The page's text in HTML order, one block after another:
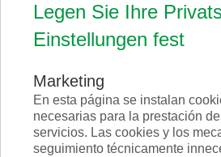
Scrabber VERDE
Legen Sie Ihre
Einstellungen fest
Marketing
En esta página se instalan
necesarias para la prestación
servicios. Las cookies y los
seguimiento técnicamente